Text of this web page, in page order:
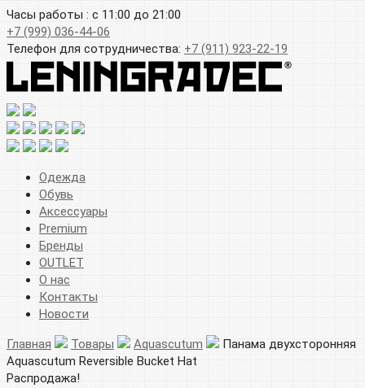
Часы работы : с 11:00 до 21:00
+7 (999) 036-44-06
Телефон для сотрудничества: +7 (911) 923-22-19
Одежда
Обувь
Аксессуары
Premium
Бренды
OUTLET
О нас
Контакты
Новости
Главная Товары Aquascutum
Панама двухсторонняя
Aquascutum Reversible Bucket Hat
Распродажа!